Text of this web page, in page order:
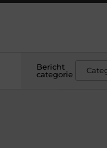
Bericht
categorie